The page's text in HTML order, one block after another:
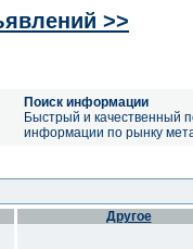
>>
Поиск информации
Быстрый и качественный
информации по рынку
Другое